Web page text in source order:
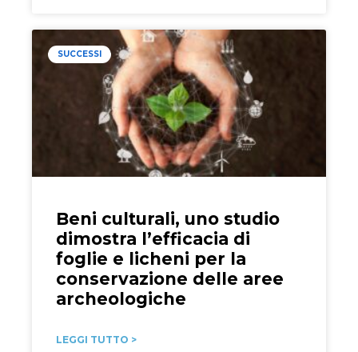
SUCCESSI
Beni culturali, uno studio
dimostra l’efficacia di
foglie e licheni per la
conservazione delle aree
archeologiche
LEGGI TUTTO >